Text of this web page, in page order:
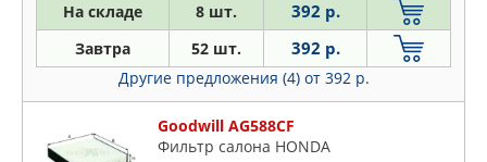
На складе 8 шт. 392 р.
Завтра 52 шт. 392 р.
Другие предложения (4) от 392 р.
Goodwill AG588CF
Фильтр салона HONDA